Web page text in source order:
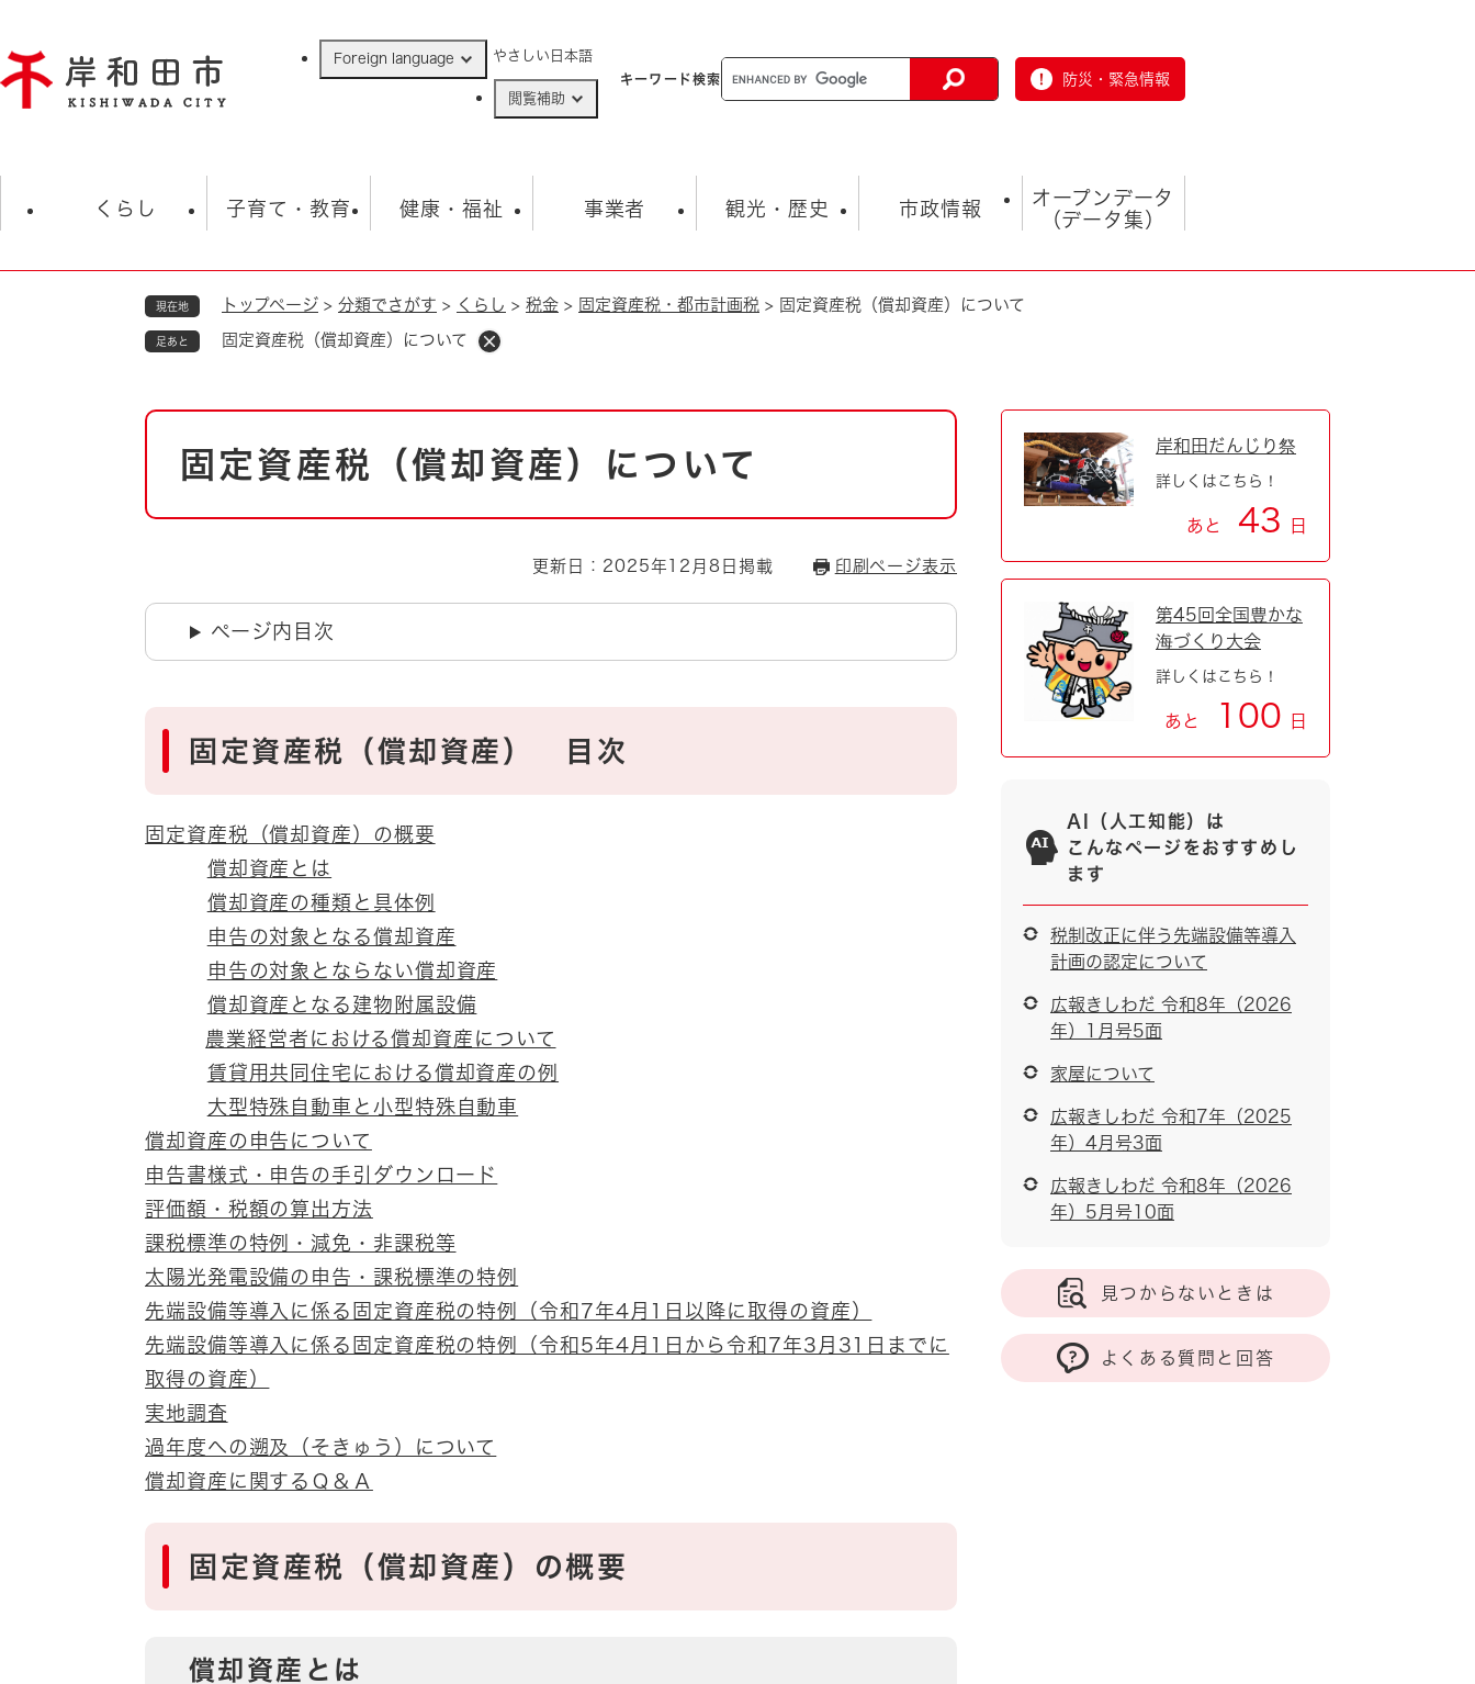
ジ
の
Foreign language やさしい日本語
閲覧補助
キーワード検索 防災・緊急情報
くらし
住民票・戸籍
ごみ・衛生・動物 救急・消防
防災・防犯 上水道・下水道
自然・環境・公園
男女共同参画
地域コミュニティ・ボラン
子育て・教育
学校 子育て
健康・福祉
福祉・健康・生活 生涯学習・スポーツ
事業者
入札・契約情報 まちづくり・協働
環境 福祉・介護
観光・歴史
観光 観光スポット
市政情報
市の概要 総合計画
市政 職員採用情報
市役所・施設の案内
オープンデータ
（データ集）
オープンデータ
現在地 トップページ > 分類でさがす > くらし > 税金 > 固定資産税・都市計画税 > 固定資産税（償却資産）について
足あと 固定資産税（償却資産）について
本
固定資産税（償却資産）について
更新日：2025年12月8日掲載 印刷ページ表示
ページ内目次
固定資産税（償却資産） 目次
固定資産税（償却資産）の概要
償却資産とは
償却資産の種類と具体例
申告の対象となる償却資産
申告の対象とならない償却資産
償却資産となる建物附属設備
農業経営者における償却資産について
賃貸用共同住宅における償却資産の例
大型特殊自動車と小型特殊自動車
償却資産の申告について
申告書様式・申告の手引ダウンロード
評価額・税額の算出方法
課税標準の特例・減免・非課税等
太陽光発電設備の申告・課税標準の特例
先端設備等導入に係る固定資産税の特例（令和7年4月1日以降に取得の資産）
先端設備等導入に係る固定資産税の特例（令和5年4月1日から令和7年3月31日までに
取得の資産）
実地調査
過年度への遡及（そきゅう）について
償却資産に関するＱ＆Ａ
固定資産税（償却資産）の概要
償却資産とは
岸和田だんじり祭
詳しくはこちら！
あと 43 日
第45回全国豊かな
海づくり大会
詳しくはこちら！
あと 100 日
AI（人工知能）は
こんなページをおすすめし
ます
税制改正に伴う先端設備等導入
計画の認定について
広報きしわだ 令和8年（2026
年）1月号5面
家屋について
広報きしわだ 令和7年（2025
年）4月号3面
広報きしわだ 令和8年（2026
年）5月号10面
見つからないときは
よくある質問と回答